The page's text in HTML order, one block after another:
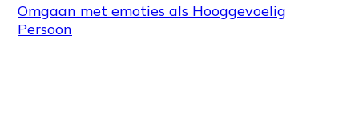
Omgaan met emoties als Hooggevoelig
Persoon